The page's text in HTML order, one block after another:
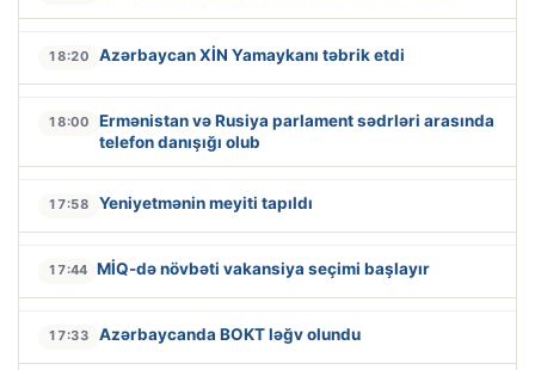
18:20 Azərbaycan XİN Yamaykanı təbrik etdi
18:00
Ermənistan və Rusiya parlament sədrləri arasında
telefon danışığı olub
17:58 Yeniyetmənin meyiti tapıldı
17:44 MİQ-də növbəti vakansiya seçimi başlayır
17:33 Azərbaycanda BOKT ləğv olundu